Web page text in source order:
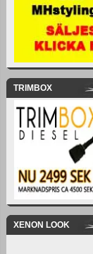
TRIMBOX
XENON LOOK